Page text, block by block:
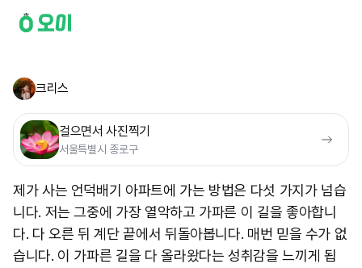
크리스
걸으면서 사진찍기
서울특별시 종로구
제가 사는 언덕배기 아파트에 가는 방법은 다섯 가지가 넘습
니다. 저는 그중에 가장 열악하고 가파른 이 길을 좋아합니
다. 다 오른 뒤 계단 끝에서 뒤돌아봅니다. 매번 믿을 수가 없
습니다. 이 가파른 길을 다 올라왔다는 성취감을 느끼게 됩